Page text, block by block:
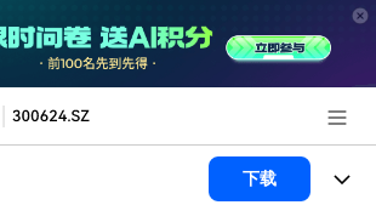
下载